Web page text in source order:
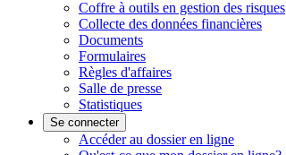
Coffre à outils en gestion des risques
Collecte des données financières
Documents
Formulaires
Règles d'affaires
Salle de presse
Statistiques
Se connecter
Accéder au dossier en ligne